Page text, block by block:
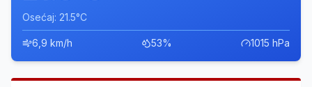
Osećaj: 21.5°C
6,9 km/h 53% 1015 hPa